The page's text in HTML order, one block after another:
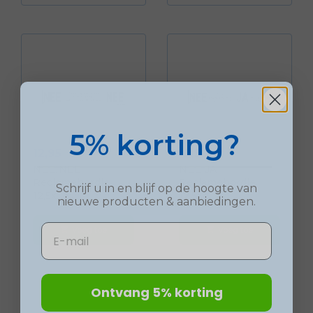
Reclamebordje
12,5x...
Prijs
12,95
Reclamebordje
12,5x2...
5% korting?
Schrijf u in en blijf op de hoogte van
nieuwe producten & aanbiedingen.
Email
Ontvang 5% korting